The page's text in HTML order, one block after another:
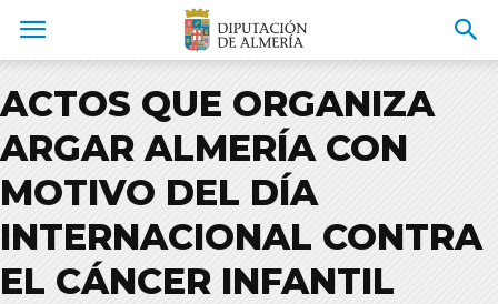
ACTOS QUE ORGANIZA
ARGAR ALMERÍA CON
MOTIVO DEL DÍA
INTERNACIONAL CONTRA
EL CÁNCER INFANTIL